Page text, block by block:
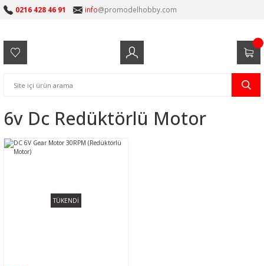
0216 428 46 91 info@promodelhobby.com
6v Dc Redüktörlü Motor
TÜKENDİ